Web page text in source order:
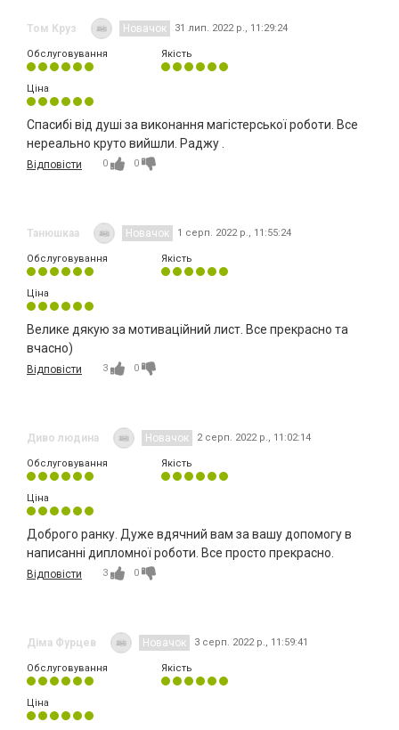
Том Круз Новачок 31 лип. 2022 р., 11:29:24
Обслуговування Якість
Ціна
Спасибі від душі за виконання магістерської роботи. Все
нереально круто вийшли. Раджу .
Відповісти 0 0
Танюшкаа Новачок 1 серп. 2022 р., 11:55:24
Обслуговування Якість
Ціна
Велике дякую за мотиваційний лист. Все прекрасно та
вчасно)
Відповісти 3 0
Диво людина Новачок 2 серп. 2022 р., 11:02:14
Обслуговування Якість
Ціна
Доброго ранку. Дуже вдячний вам за вашу допомогу в
написанні дипломної роботи. Все просто прекрасно.
Відповісти 3 0
Діма Фурцев Новачок 3 серп. 2022 р., 11:59:41
Обслуговування Якість
Ціна